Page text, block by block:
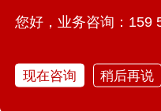
在的潜在问题。例如当系统
生。
您好，业务咨询：159
现在咨询 稍后再说